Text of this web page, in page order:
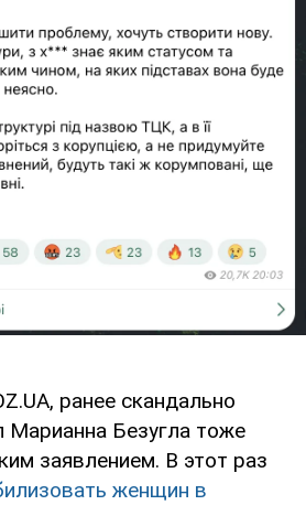
ранее скандально
Марианна Безугла тоже
заявлением. В этот раз
женщин в